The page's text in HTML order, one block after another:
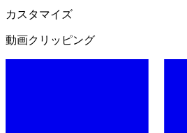
カスタマイズ
動画クリッピング